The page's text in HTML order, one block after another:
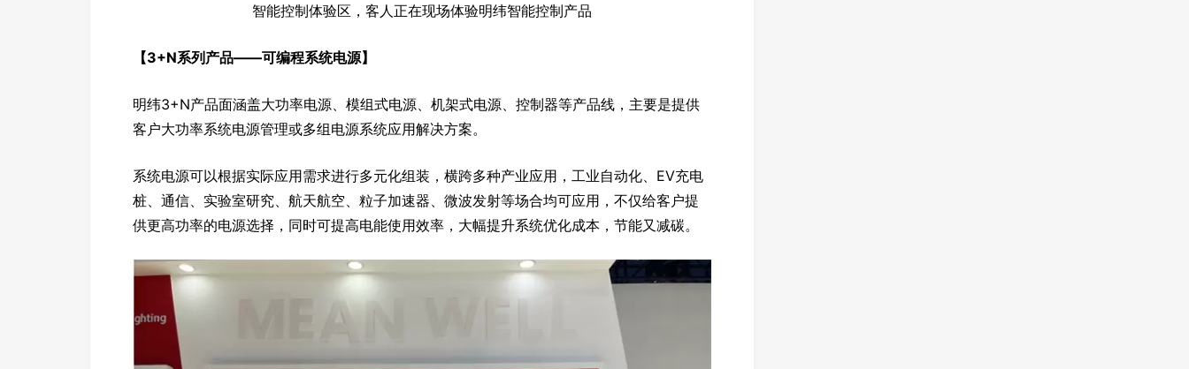
智能控制体验区，客人正在现场体验明纬智能控制产品
【3+N系列产品——可编程系统电源】
明纬3+N产品面涵盖大功率电源、模组式电源、机架式电源、控制器等产品线，主要是提供
客户大功率系统电源管理或多组电源系统应用解决方案。
系统电源可以根据实际应用需求进行多元化组装，横跨多种产业应用，工业自动化、EV充电
桩、通信、实验室研究、航天航空、粒子加速器、微波发射等场合均可应用，不仅给客户提
供更高功率的电源选择，同时可提高电能使用效率，大幅提升系统优化成本，节能又减碳。